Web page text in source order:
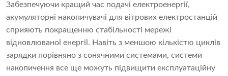
Забезпечуючи кращий час подачі електроенергії,
акумуляторні накопичувачі для вітрових електростанцій
сприяють покращенню стабільності мережі
відновлюваної енергії. Навіть з меншою кількістю циклів
зарядки порівняно з сонячними системами, системи
накопичення все ще можуть підвищити експлуатаційну